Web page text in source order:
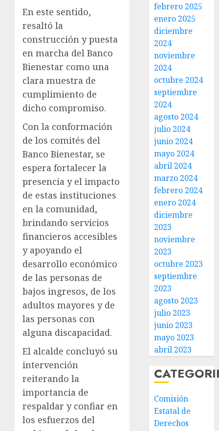
En este sentido,
resaltó la
construcción y puesta
en marcha del Banco
Bienestar como una
clara muestra de
cumplimiento de
dicho compromiso.
Con la conformación
de los comités del
Banco Bienestar, se
espera fortalecer la
presencia y el impacto
de estas instituciones
en la comunidad,
brindando servicios
financieros accesibles
y apoyando el
desarrollo económico
de las personas de
bajos ingresos, de los
adultos mayores y de
las personas con
alguna discapacidad.
El alcalde concluyó su
intervención
reiterando la
importancia de
respaldar y confiar en
los esfuerzos del
febrero 2025
enero 2025
diciembre
2024
noviembre
2024
octubre 2024
septiembre
2024
agosto 2024
julio 2024
junio 2024
mayo 2024
abril 2024
marzo 2024
febrero 2024
enero 2024
diciembre
2023
noviembre
2023
octubre 2023
septiembre
2023
agosto 2023
julio 2023
junio 2023
mayo 2023
abril 2023
Comisión
Estatal de
Derechos